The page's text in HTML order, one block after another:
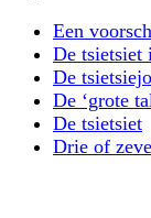
Een
De tsietsiet
De
De ‘grote
De tsietsiet
Drie of